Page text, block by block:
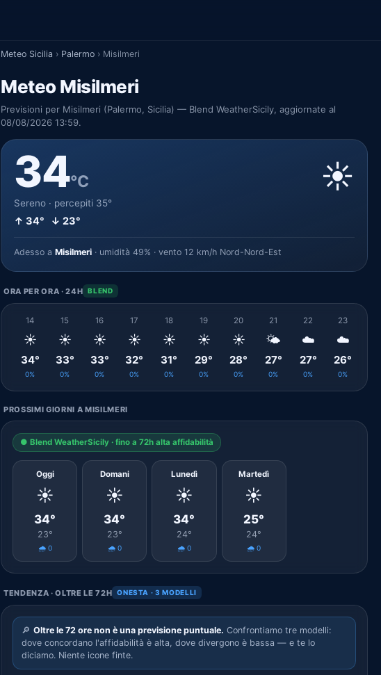
Meteo Sicilia › Palermo › Misilmeri
Meteo Misilmeri
Previsioni per Misilmeri (Palermo, Sicilia) — Blend WeatherSicily, aggiornate al
08/08/2026 13:59.
34°C
Sereno · percepiti 35°
↑ 34° ↓ 23°
☀️
Adesso a Misilmeri · umidità 49% · vento 12 km/h Nord-Nord-Est
ORA PER ORA · 24H BLEND
14
☀️
34°
0%
15
☀️
33°
0%
16
☀️
33°
0%
17
☀️
32°
0%
18
☀️
31°
0%
19
☀️
29°
0%
20
☀️
28°
0%
21
🌤️
27°
0%
22
☁️
27°
0%
23
☁️
26°
0%
PROSSIMI GIORNI A MISILMERI
● Blend WeatherSicily · fino a 72h alta affidabilità
Oggi
☀️
34°
23°
🌧️ 0
Domani
☀️
34°
23°
🌧️ 0
Lunedì
☀️
34°
24°
🌧️ 0
Martedì
☀️
25°
24°
🌧️ 0
TENDENZA · OLTRE LE 72H ONESTA · 3 MODELLI
🔎 Oltre le 72 ore non è una previsione puntuale. Confrontiamo tre modelli:
dove concordano l'affidabilità è alta, dove divergono è bassa — e te lo
diciamo. Niente icone finte.